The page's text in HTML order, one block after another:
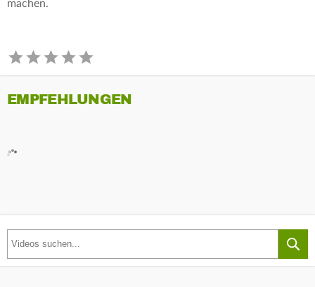
machen.
EMPFEHLUNGEN